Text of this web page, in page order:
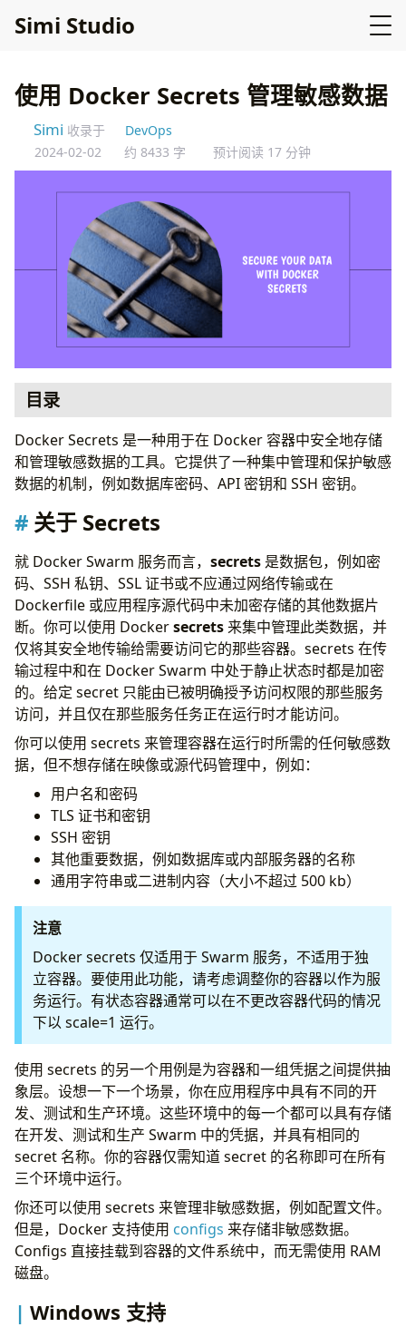
Simi Studio
使用 Docker Secrets 管理敏感数据
Simi 收录于
DevOps
2024-02-02
约 8433 字 预计阅读 17 分钟
目录
关于 Secrets
Windows 支持
Docker 如何管理 secrets
示例
简单示例：开始使用 secrets
简单示例：在 Windows 服务中使用 secrets
中级示例：使用 Nginx 服务的 secrets
生成站点证书
配置 Nginx 容器
高级示例：将 secrets 与 WordPress 服务配合使用
示例：轮转一个 secret
在您的镜像中构建对 Docker Secret 的支持
在 Compose 中使用 Secrets
参考资料
Docker Secrets 是一种用于在 Docker 容器中安全地存储
和管理敏感数据的工具。它提供了一种集中管理和保护敏感
数据的机制，例如数据库密码、API 密钥和 SSH 密钥。
关于 Secrets
就 Docker Swarm 服务而言， secrets 是数据包，例如密
码、SSH 私钥、SSL 证书或不应通过网络传输或在
Dockerfile 或应用程序源代码中未加密存储的其他数据片
断。你可以使用 Dockersecrets 来集中管理此类数据，并
仅将其安全地传输给需要访问它的那些容器。secrets 在传
输过程中和在 Docker Swarm 中处于静止状态时都是加密
的。给定 secret 只能由已被明确授予访问权限的那些服务
访问，并且仅在那些服务任务正在运行时才能访问。
你可以使用 secrets 来管理容器在运行时所需的任何敏感数
据，但不想存储在映像或源代码管理中，例如：
用户名和密码
TLS 证书和密钥
SSH 密钥
其他重要数据，例如数据库或内部服务器的名称
通用字符串或二进制内容（大小不超过 500 kb）
注意
Docker secrets 仅适用于 Swarm 服务，不适用于独
立容器。要使用此功能，请考虑调整你的容器以作为服
务运行。有状态容器通常可以在不更改容器代码的情况
下以 scale=1 运行。
使用 secrets 的另一个用例是为容器和一组凭据之间提供抽
象层。设想一下一个场景，你在应用程序中具有不同的开
发、测试和生产环境。这些环境中的每一个都可以具有存储
在开发、测试和生产 Swarm 中的凭据，并具有相同的
secret 名称。你的容器仅需知道 secret 的名称即可在所有
三个环境中运行。
你还可以使用 secrets 来管理非敏感数据，例如配置文件。
但是，Docker 支持使用 configs 来存储非敏感数据。
Configs 直接挂载到容器的文件系统中，而无需使用 RAM
磁盘。
Windows 支持